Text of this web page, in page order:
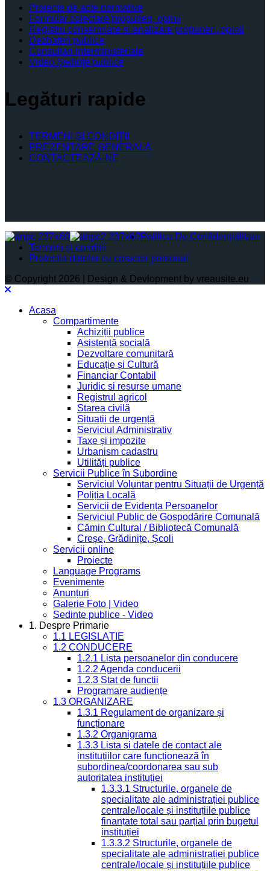
Proiecte de acte normative
Formular colectare propuneri, opinii
Registru consemnare si analizare propuneri, opinii
Dezbateri publice
Consultari interministeriale
Video Şedinţe publice
Legături rapide
TERMENI ŞI CONDIŢII
PREZENTARE GENERALĂ
CONTACTEAZĂ-NE
Politica De Confidențialitate
Termeni și condiții
Protectia datelor cu caracter personal
© Copyright 2026 | Design & Devlopment by vreausite.eu
Acasa
Compartimente
Achiziții publice
Asistență socială
Dezvoltare comunitară
Educație și Cultură
Financiar Contabil
Juridic si resurse umane
Registrul agricol
Starea civilă
Situații de urgență
Serviciul Administrativ
Taxe și impozite
Urbanism cadastru
Utilități publice
Servicii Publice în Subordine
Serviciul Voluntar pentru Situații de Urgență
Poliția Locală
Servicii de Evidența Persoanelor
Serviciul Public de Gospodărire Comunală
Cămin Cultural / Bibliotecă Comunală
Creșe, Grădinițe, Școli
Servicii online
Proiecte
Language Programs
Evenimente
Anunțuri
Galerie Foto | Video
Sedinte publice - Video
1. Despre Primarie
1.1 LEGISLAȚIE
1.2 CONDUCERE
1.2.1 Lista persoanelor din conducere
1.2.2 Agenda conducerii
1.2.3 Stat de functii
Programare audiențe
1.3 ORGANIZARE
1.3.1 Regulament de organizare și
funcționare
1.3.2 Organigrama
1.3.3 Lista și datele de contact ale
instituțiilor care funcționează în
subordinea/coordonarea sau sub
autoritatea instituției
1.3.3.1 Structurile, organele de
specialitate ale administrației publice
centrale/locale și instituțiile publice
finanțate total sau parțial prin bugetul
instituției
1.3.3.2 Structurile, organele de
specialitate ale administrației publice
centrale/locale și instituțiile publice